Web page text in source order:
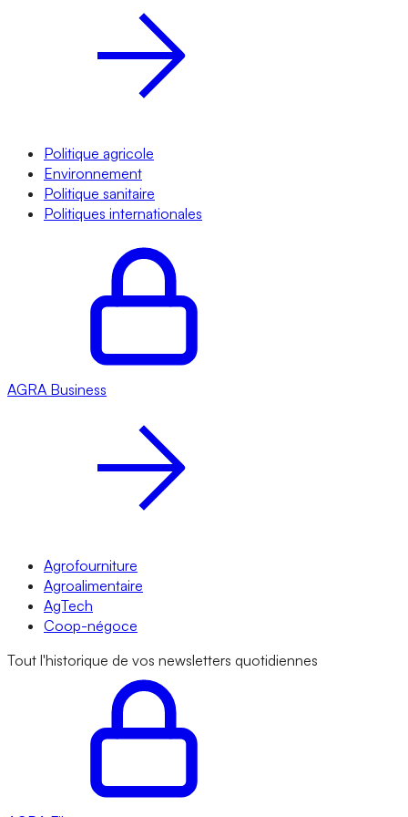
Politique agricole
Environnement
Politique sanitaire
Politiques internationales
AGRA Business
Agrofourniture
Agroalimentaire
AgTech
Coop-négoce
Tout l'historique de vos newsletters quotidiennes